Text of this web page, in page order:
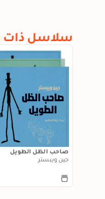
سلاسل ذات
صاحب الظل الطويل
جين ويبستر